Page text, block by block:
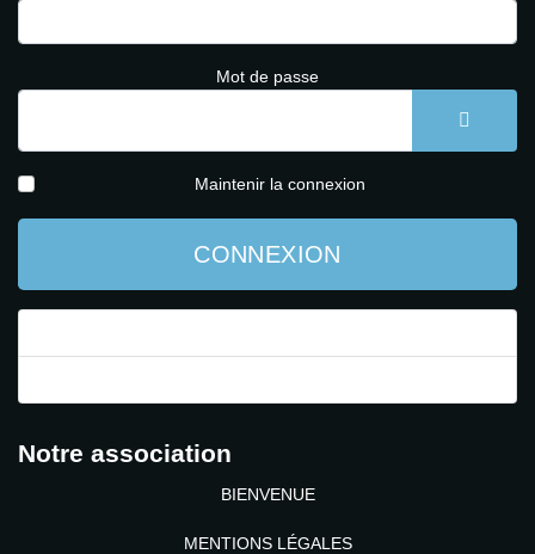
Mot de passe
Maintenir la connexion
CONNEXION
Notre association
BIENVENUE
MENTIONS LÉGALES